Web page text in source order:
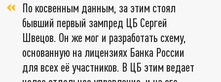
По косвенным данным, за этим стоял
бывший первый зампред ЦБ Сергей
Швецов. Он же мог и разработать схему,
основанную на лицензиях Банка России
для всех её участников. В ЦБ этим ведает